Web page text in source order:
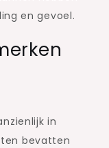
en gevoel.
in
bevatten